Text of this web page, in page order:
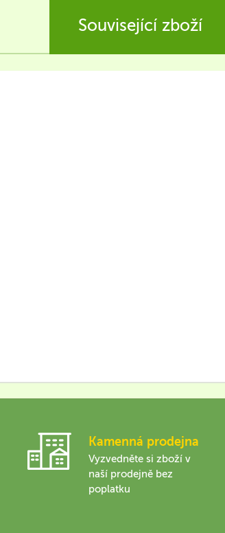
Související zboží
Kamenná prodejna
Vyzvedněte si zboží v
naší prodejně bez
poplatku